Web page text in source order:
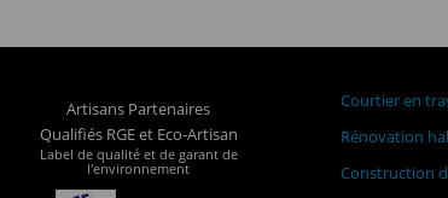
Artisans Partenaires
Qualifiés RGE et Eco-Artisan
Label de qualité et de garant de
l'environnement
Courtier en
Rénovation
Construction